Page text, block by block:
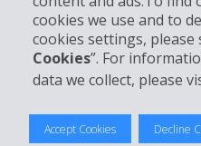
cookies we use and to
cookies settings, please
Cookies”. For
data we collect, please
Accept Cookies Decline
Réserver avec Hertz
© 2026 The Hertz